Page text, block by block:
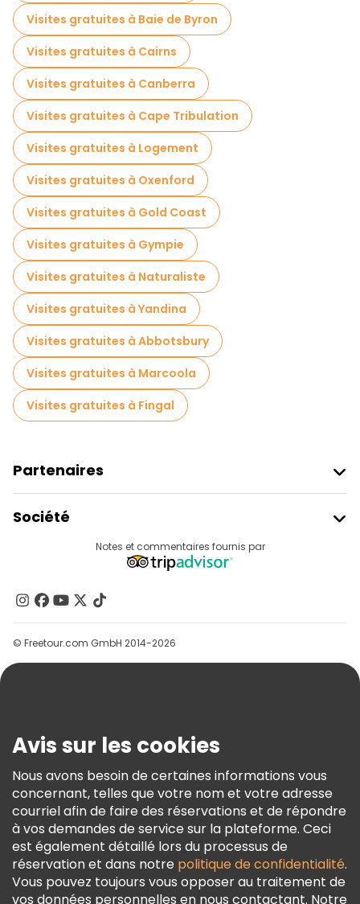
Visites gratuites à Baie de Byron
Visites gratuites à Cairns
Visites gratuites à Canberra
Visites gratuites à Cape Tribulation
Visites gratuites à Logement
Visites gratuites à Oxenford
Visites gratuites à Gold Coast
Visites gratuites à Gympie
Visites gratuites à Naturaliste
Visites gratuites à Yandina
Visites gratuites à Abbotsbury
Visites gratuites à Marcoola
Visites gratuites à Fingal
Partenaires
Connexion Du Fournisseur
Programme D’affiliation
Société
Contactez-Nous
Groupes
Aide
Conditions Générales Et Mentions Légales
Politique En Matière De Cookies
Freetour Prix
Programme De Fidélité
Notes et commentaires fournis par
© Freetour.com GmbH 2014-2026
Avis sur les cookies
Nous avons besoin de certaines informations vous
concernant, telles que votre nom et votre adresse
courriel afin de faire des réservations et de répondre
à vos demandes de service sur la plateforme. Ceci
est également détaillé lors du processus de
réservation et dans notre politique de confidentialité.
Vous pouvez toujours vous opposer au traitement de
vos données personnelles en nous contactant. Notre